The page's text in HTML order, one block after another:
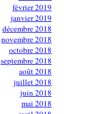
février 2019
janvier 2019
décembre 2018
novembre 2018
octobre 2018
septembre 2018
août 2018
juillet 2018
juin 2018
mai 2018